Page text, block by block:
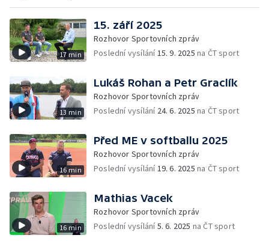
17 min
15. září 2025
Rozhovor Sportovních zpráv
Poslední vysílání15. 9. 2025 na ČT sport
13 min
Lukáš Rohan a Petr Graclík
Rozhovor Sportovních zpráv
Poslední vysílání 24. 6. 2025 na ČT sport
16 min
Před ME v softballu 2025
Rozhovor Sportovních zpráv
Poslední vysílání19. 6. 2025 na ČT sport
16 min
Mathias Vacek
Rozhovor Sportovních zpráv
Poslední vysílání5. 6. 2025 na ČT sport